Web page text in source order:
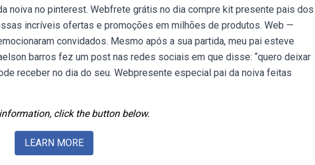
noiva no pinterest. Webfrete grátis no dia compre kit presente pais dos
incríveis ofertas e promoções em milhões de produtos. Web —
convidados. Mesmo após a sua partida, meu pai esteve
barros fez um post nas redes sociais em que disse: “quero deixar
receber no dia do seu. Webpresente especial pai da noiva feitas
click the button below.
LEARN MORE